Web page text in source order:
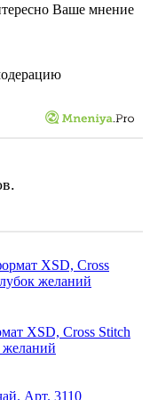
Ваше мнение
XSD, Cross Stitch
желаний